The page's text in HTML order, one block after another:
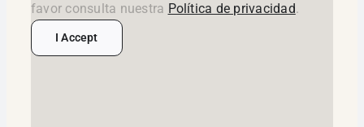
favor consulta nuestra Política de privacidad.
I Accept